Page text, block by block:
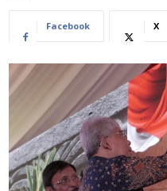
Facebook X